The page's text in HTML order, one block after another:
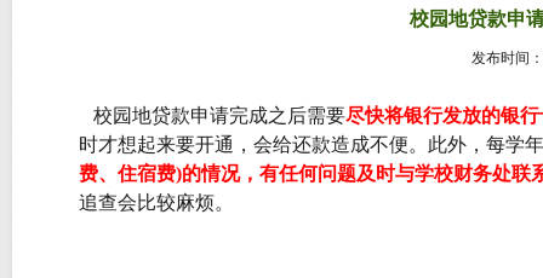
校园地贷款申
发布时间
校园地贷款申请完成之后需要尽快将银行发放的银
时才想起来要开通，会给还款造成不便。此外，每学
费、住宿费)的情况，有任何问题及时与学校财务处联
追查会比较麻烦。